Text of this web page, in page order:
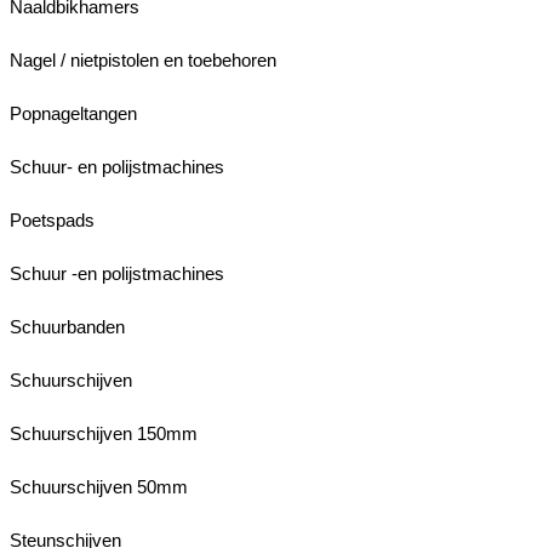
Naaldbikhamers
Nagel / nietpistolen en toebehoren
Popnageltangen
Schuur- en polijstmachines
Poetspads
Schuur -en polijstmachines
Schuurbanden
Schuurschijven
Schuurschijven 150mm
Schuurschijven 50mm
Steunschijven